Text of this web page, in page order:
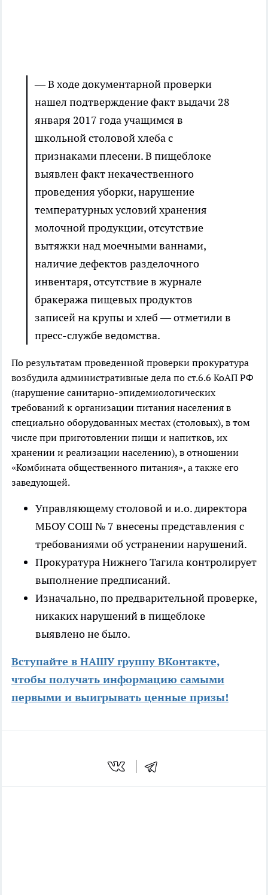
— В ходе документарной проверки
нашел подтверждение факт выдачи 28
января 2017 года учащимся в
школьной столовой хлеба с
признаками плесени. В пищеблоке
выявлен факт некачественного
проведения уборки, нарушение
температурных условий хранения
молочной продукции, отсутствие
вытяжки над моечными ваннами,
наличие дефектов разделочного
инвентаря, отсутствие в журнале
бракеража пищевых продуктов
записей на крупы и хлеб — отметили в
пресс-службе ведомства.
По результатам проведенной проверки прокуратура
возбудила административные дела по ст.6.6 КоАП РФ
(нарушение санитарно-эпидемиологических
требований к организации питания населения в
специально оборудованных местах (столовых), в том
числе при приготовлении пищи и напитков, их
хранении и реализации населению), в отношении
«Комбината общественного питания», а также его
заведующей.
Управляющему столовой и и.о. директора
МБОУ СОШ № 7 внесены представления с
требованиями об устранении нарушений.
Прокуратура Нижнего Тагила контролирует
выполнение предписаний.
Изначально, по предварительной проверке,
никаких нарушений в пищеблоке
выявлено не было.
Вступайте в НАШУ группу ВКонтакте,
чтобы получать информацию самыми
первыми и выигрывать ценные призы!